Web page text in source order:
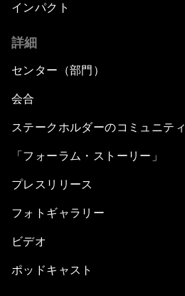
インパクト
詳細
センター（部門）
会合
ステークホルダーのコミュニティ
「フォーラム・ストーリー」
プレスリリース
フォトギャラリー
ビデオ
ポッドキャスト